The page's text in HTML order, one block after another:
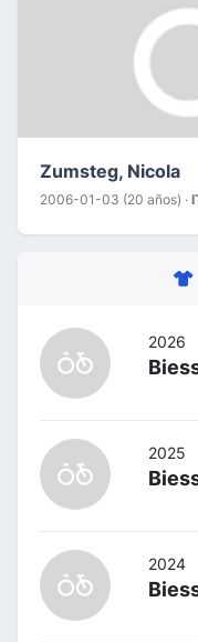
Zumsteg, Nicola
2006-01-03 (20 años) ·
2026
2025
2024